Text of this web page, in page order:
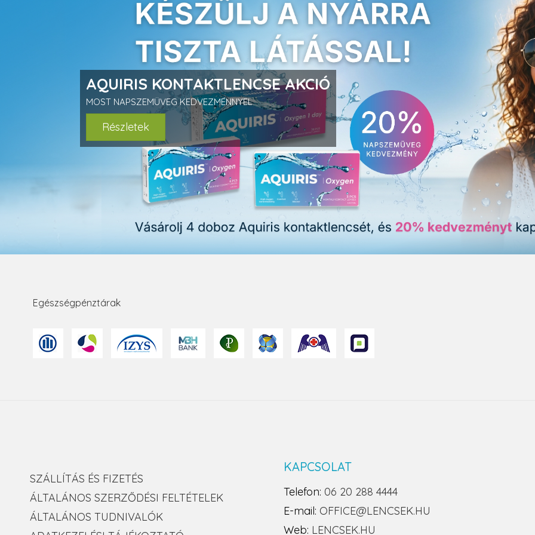
AQUIRIS KONTAKTLENCSE AKCIÓ
MOST NAPSZEMÜVEG KEDVEZMÉNNYEL
Részletek
Egészségpénztárak
SZÁLLÍTÁS ÉS FIZETÉS
ÁLTALÁNOS SZERZŐDÉSI FELTÉTELEK
ÁLTALÁNOS TUDNIVALÓK
KAPCSOLAT
Telefon: 06 20 288 4444
E-mail: OFFICE@LENCSEK.HU
Web: LENCSEK.HU